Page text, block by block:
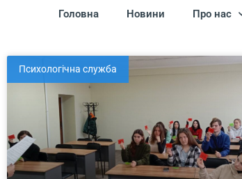
Головна Новини Про нас
Психологічна служба